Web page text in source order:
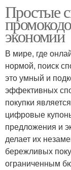
Простые
экономии
В мире, где
нормой, поиск
это умный и
эффективных
покупки
цифровые
предложения и
делает их
бережливых
ограниченным